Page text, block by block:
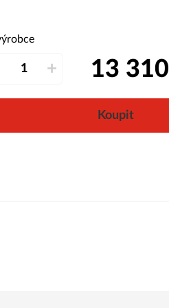
+ 13 310
Koupit